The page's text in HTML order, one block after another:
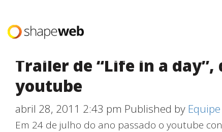
Latest Posts
Trailer de “Life in a
youtube
abril 28, 2011 2:43 pm Published by
Em 24 de julho do ano passado o youtube